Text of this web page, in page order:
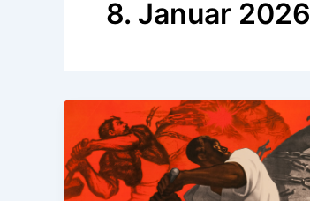
8. Januar 2026